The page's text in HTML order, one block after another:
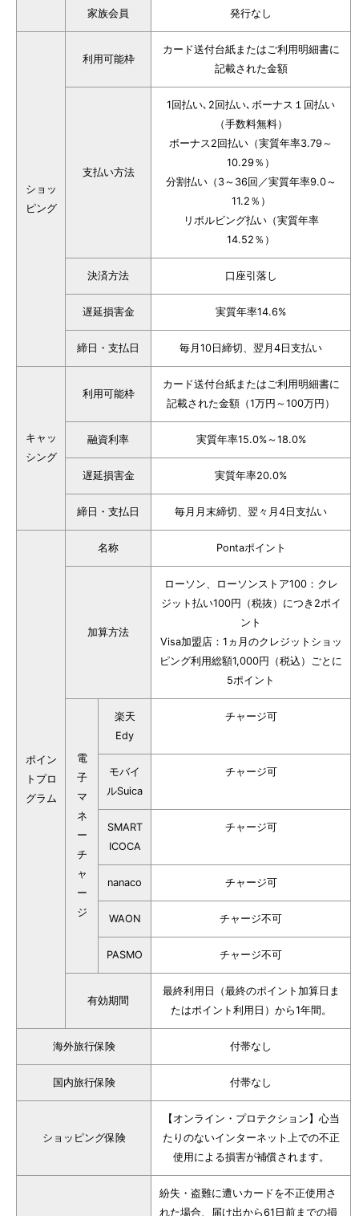
家族会員 発行なし
ショッ
ピング
利用可能枠
カード送付台紙またはご利用明細書に
記載された金額
支払い方法
1回払い､2回払い､ボーナス１回払い
（手数料無料）
ボーナス2回払い（実質年率3.79～
10.29％）
分割払い（3～36回／実質年率9.0～
11.2％）
リボルビング払い（実質年率
14.52％）
決済方法 口座引落し
遅延損害金 実質年率14.6%
締日・支払日 毎月10日締切、翌月4日支払い
キャッ
シング
利用可能枠
カード送付台紙またはご利用明細書に
記載された金額（1万円～100万円）
融資利率 実質年率15.0%～18.0%
遅延損害金 実質年率20.0%
締日・支払日 毎月月末締切、翌々月4日支払い
ポイン
トプロ
グラム
名称 Pontaポイント
加算方法
ローソン、ローソンストア100：クレ
ジット払い100円（税抜）につき2ポイ
ント
Visa加盟店：1ヵ月のクレジットショッ
ピング利用総額1,000円（税込）ごとに
5ポイント
電
子
マ
ネ
ー
チ
ャ
ー
ジ
楽天
Edy
チャージ可
モバイ
ルSuica
チャージ可
SMART
ICOCA
チャージ可
nanaco チャージ可
WAON チャージ不可
PASMO チャージ不可
有効期間
最終利用日（最終のポイント加算日ま
たはポイント利用日）から1年間。
海外旅行保険 付帯なし
国内旅行保険 付帯なし
ショッピング保険
【オンライン・プロテクション】心当
たりのないインターネット上での不正
使用による損害が補償されます。
紛失・盗難に遭いカードを不正使用さ
れた場合、届け出から61日前までの損